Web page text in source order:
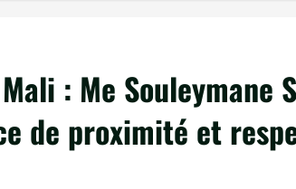
: Me Souleymane
de proximité et